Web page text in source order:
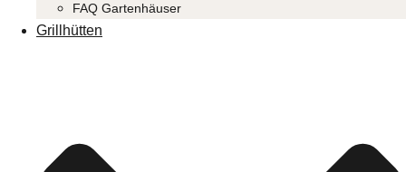
FAQ Gartenhäuser
Grillhütten